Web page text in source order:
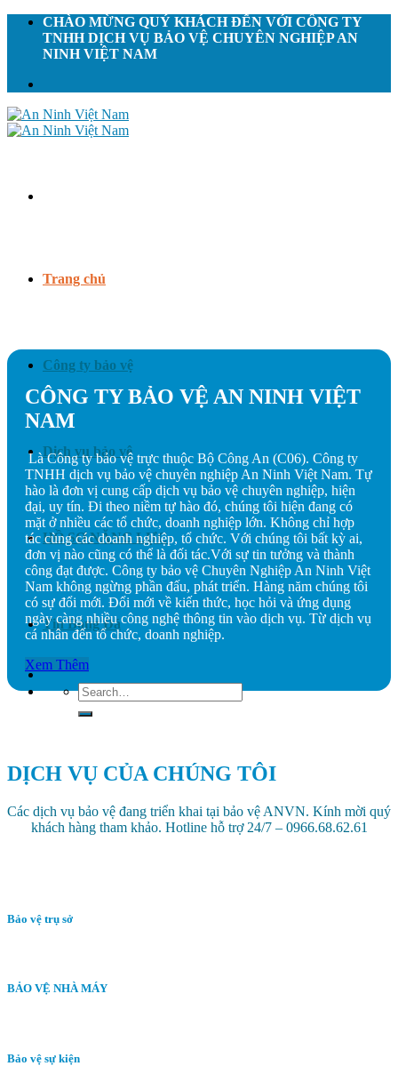
Skip
content
CHÀO MỪNG QUÝ KHÁCH ĐẾN VỚI CÔNG TY
TNHH DỊCH VỤ BẢO VỆ CHUYÊN NGHIỆP AN
NINH VIỆT NAM
Trang chủ
Công ty bảo vệ
Dịch vụ bảo vệ
HỒ SƠ NĂNG LỰC
Tin Bóng Đá
Search
for:
CÔNG TY BẢO VỆ AN NINH VIỆT
NAM
Là Công ty bảo vệ trực thuộc Bộ Công An (C06). Công ty
TNHH dịch vụ bảo vệ chuyên nghiệp An Ninh Việt Nam. Tự
hào là đơn vị cung cấp dịch vụ bảo vệ chuyên nghiệp, hiện
đại, uy tín. Đi theo niềm tự hào đó, chúng tôi hiện đang có
mặt ở nhiều các tổ chức, doanh nghiệp lớn. Không chỉ hợp
tác cùng các doanh nghiệp, tổ chức. Với chúng tôi bất kỳ ai,
đơn vị nào cũng có thể là đối tác.Với sự tin tưởng và thành
công đạt được. Công ty bảo vệ Chuyên Nghiệp An Ninh Việt
Nam không ngừng phần đấu, phát triển. Hàng năm chúng tôi
có sự đổi mới. Đổi mới về kiến thức, học hỏi và ứng dụng
ngày càng nhiều công nghệ thông tin vào dịch vụ. Từ dịch vụ
cá nhân đến tổ chức, doanh nghiệp.
Xem Thêm
DỊCH VỤ CỦA CHÚNG TÔI
Các dịch vụ bảo vệ đang triển khai tại bảo vệ ANVN. Kính mời quý
khách hàng tham khảo. Hotline hỗ trợ 24/7 – 0966.68.62.61
Bảo vệ trụ sở
BẢO VỆ NHÀ MÁY
Bảo vệ sự kiện